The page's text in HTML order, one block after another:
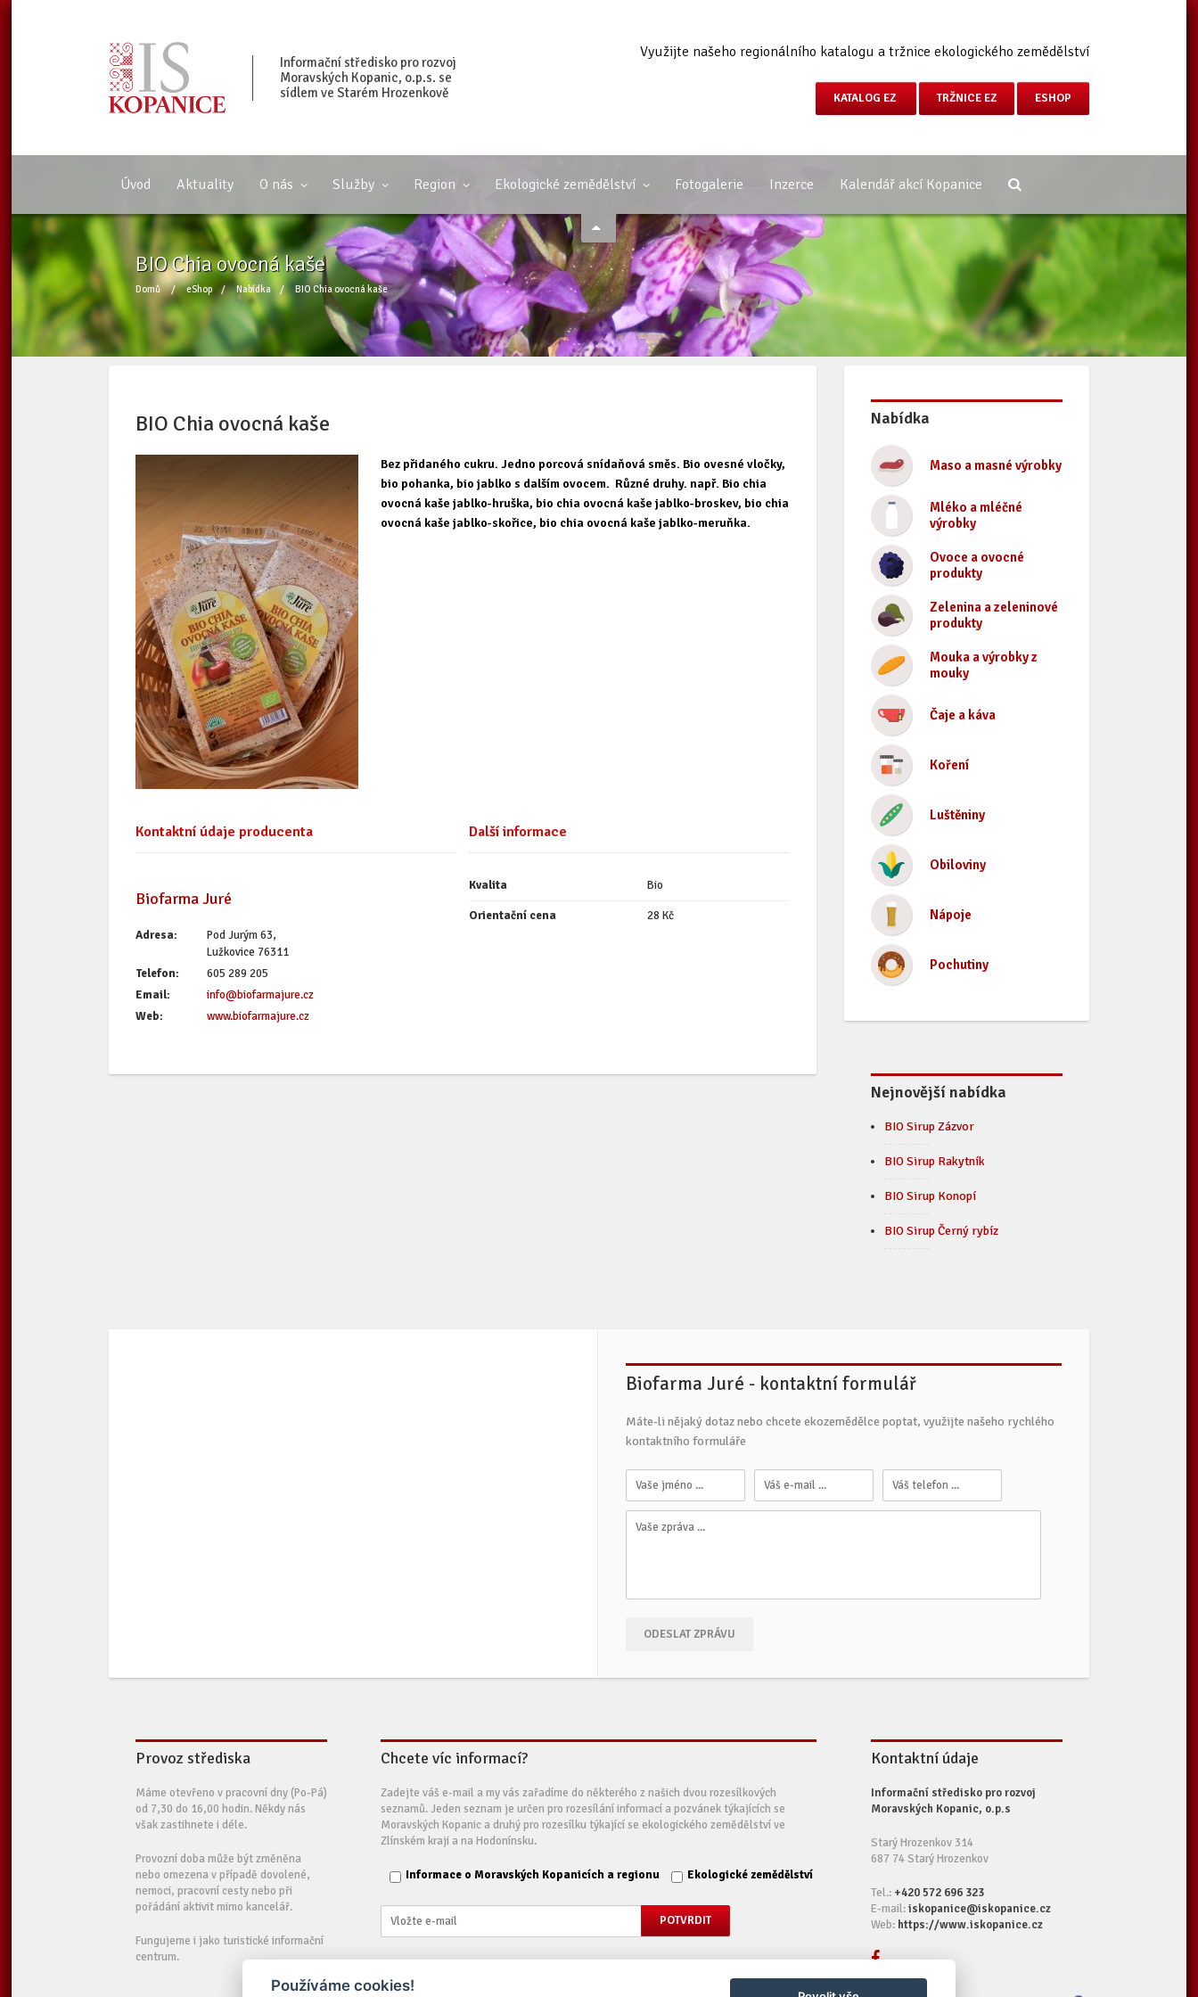
Informační středisko pro rozvoj
Moravských Kopanic, o.p.s. se
sídlem ve Starém Hrozenkově
Využijte našeho regionálního katalogu a tržnice ekologického zemědělství
KATALOG EZ TRŽNICE EZ ESHOP
Úvod Aktuality O nás Služby Region Ekologické zemědělství Fotogalerie Inzerce Kalendář akcí Kopanice
BIO Chia ovocná kaše
Domů / eShop / Nabídka / BIO Chia ovocná kaše
BIO Chia ovocná kaše
Bez přidaného cukru. Jedno porcová snídaňová směs. Bio ovesné vločky,
bio pohanka, bio jablko s dalším ovocem. Různé druhy. např. Bio chia
ovocná kaše jablko-hruška, bio chia ovocná kaše jablko-broskev, bio chia
ovocná kaše jablko-skořice, bio chia ovocná kaše jablko-meruňka.
Kontaktní údaje producenta
Biofarma Juré
Adresa:
Pod Jurým 63,
Lužkovice 76311
Telefon:
605 289 205
Email:
info@biofarmajure.cz
Web:
www.biofarmajure.cz
Další informace
Kvalita Bio
Orientační cena 28 Kč
Nabídka
Maso a masné výrobky
Mléko a mléčné
výrobky
Ovoce a ovocné
produkty
Zelenina a zeleninové
produkty
Mouka a výrobky z
mouky
Čaje a káva
Koření
Luštěniny
Obiloviny
Nápoje
Pochutiny
Nejnovější nabídka
BIO Sirup Zázvor
BIO Sirup Rakytník
BIO Sirup Konopí
BIO Sirup Černý rybíz
Biofarma Juré - kontaktní formulář
Máte-li nějaký dotaz nebo chcete ekozemědělce poptat, využijte našeho rychlého
kontaktního formuláře
ODESLAT ZPRÁVU
Provoz střediska
Máme otevřeno v pracovní dny (Po-Pá)
od 7,30 do 16,00 hodin. Někdy nás
však zastihnete i déle.
Provozní doba může být změněna
nebo omezena v případě dovolené,
nemoci, pracovní cesty nebo při
pořádání aktivit mimo kancelář.
Fungujeme i jako turistické informační
centrum.
Chcete víc informací?
Zadejte váš e-mail a my vás zařadíme do některého z našich dvou rozesílkových
seznamů. Jeden seznam je určen pro rozesílání informací a pozvánek týkajících se
Moravských Kopanic a druhý pro rozesílku týkající se ekologického zemědělství ve
Zlínském kraji a na Hodonínsku.
Informace o Moravských Kopanicích a regionu Ekologické zemědělství
Kontaktní údaje
Informační středisko pro rozvoj
Moravských Kopanic, o.p.s
Starý Hrozenkov 314
687 74 Starý Hrozenkov
Tel.: +420 572 696 323
E-mail:iskopanice@iskopanice.cz
Web: https://www.iskopanice.cz
Používáme cookies!